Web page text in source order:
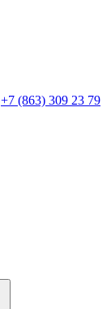
+7 (863) 309 23 79